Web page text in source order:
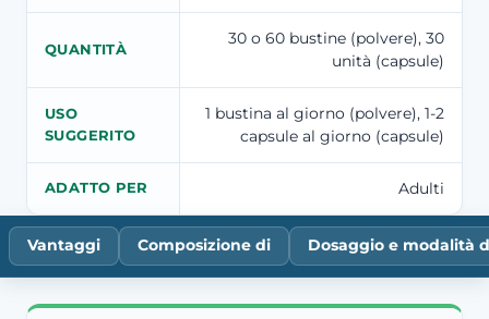
QUANTITÀ
30 o 60 bustine (polvere), 30
unità (capsule)
USO
SUGGERITO
1 bustina al giorno (polvere), 1-2
capsule al giorno (capsule)
ADATTO PER Adulti
Vantaggi Composizione di Dosaggio e modalità